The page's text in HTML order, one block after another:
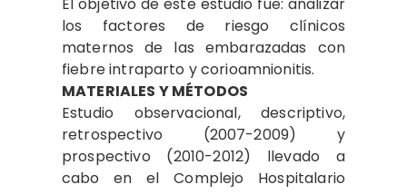
los factores de riesgo clínicos
maternos de las embarazadas con
fiebre intraparto y corioamnionitis.
MATERIALES Y MÉTODOS
Estudio observacional, descriptivo,
retrospectivo (2007-2009) y
prospectivo (2010-2012) llevado a
cabo en el Complejo Hospitalario